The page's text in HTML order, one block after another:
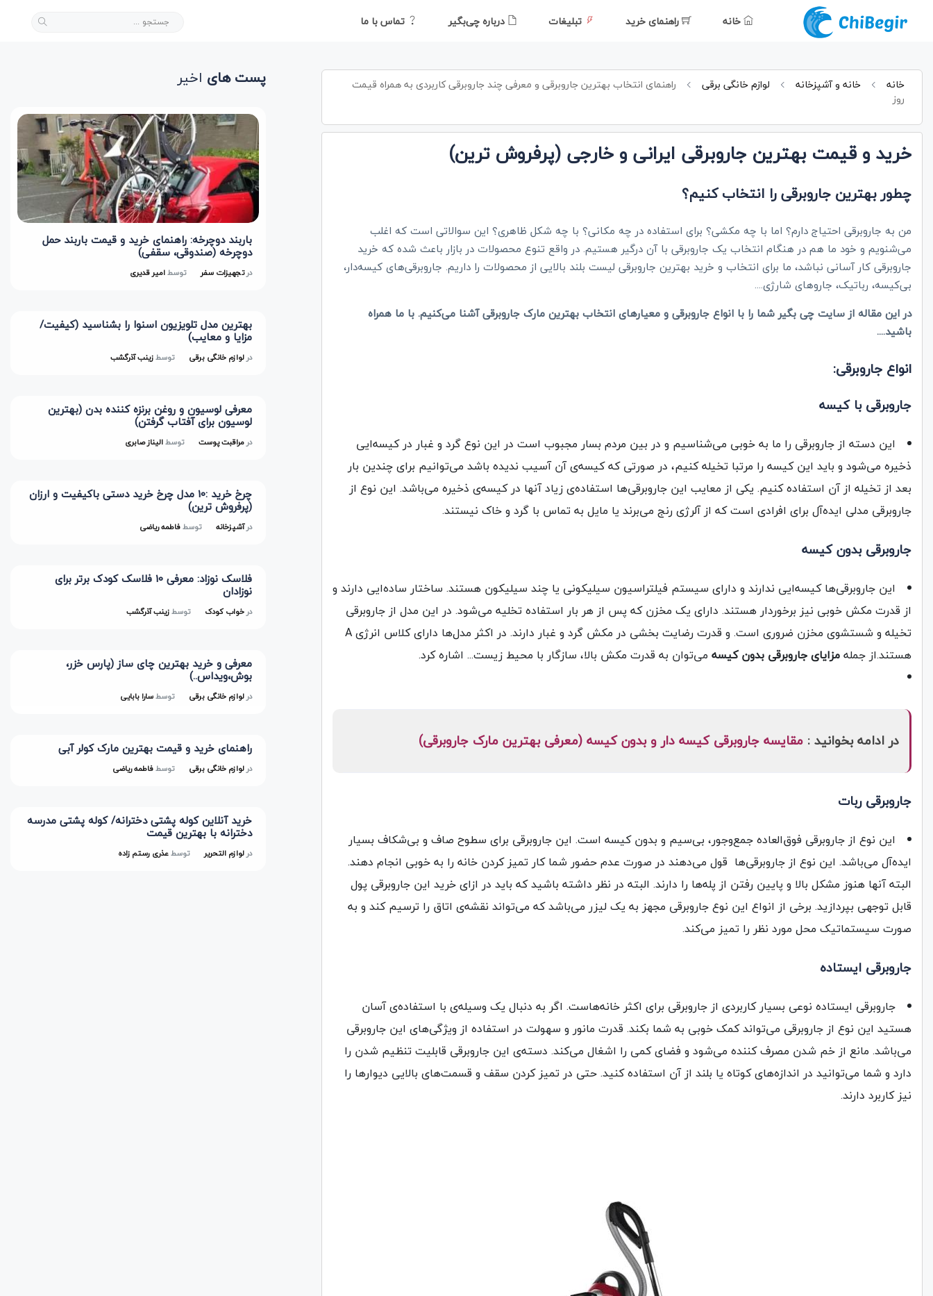
خانه راهنمای خرید تبلیغات درباره چی‌بگیر تماس با ما
خانه خانه و آشپزخانه لوازم خانگی برقی
راهنمای انتخاب بهترین جاروبرقی و معرفی چند جاروبرقی کاربردی به همراه قیمت
روز
خرید و قیمت بهترین جاروبرقی ایرانی و خارجی (پرفروش ترین)
چطور بهترین جاروبرقی را انتخاب کنیم؟
من به جاروبرقی احتیاج دارم؟ اما با چه مکشی؟ برای استفاده در چه مکانی؟ با چه شکل ظاهری؟ این سوالاتی است که اغلب
می‌شنویم و خود ما هم در هنگام انتخاب یک جاروبرقی با آن درگیر هستیم. در واقع تنوع محصولات در بازار باعث شده که خرید
جاروبرقی کار آسانی نباشد، ما برای انتخاب و خرید بهترین جاروبرقی لیست بلند بالایی از محصولات را داریم. جاروبرقی‌های کیسه‌دار،
بی‌کیسه، رباتیک، جاروهای شارژی....
در این مقاله از سایت چی بگیر شما را با انواع جاروبرقی و معیارهای انتخاب بهترین مارک جاروبرقی آشنا می‌کنیم. با ما همراه
باشید....
انواع جاروبرقی:
جاروبرقی‌ با کیسه
این دسته از جاروبرقی را ما به خوبی می‌شناسیم و در بین مردم بسار مجبوب است در این نوع گرد و غبار در کیسه‌ایی
ذخیره می‌شود و باید این کیسه را مرتبا تخیله کنیم، در صورتی که کیسه‌ی آن آسیب ندیده باشد می‌توانیم برای چندین بار
بعد از تخیله از آن استفاده کنیم. یکی از معایب این جاروبرقی‌ها استفاده‌ی زیاد آنها در کیسه‌ی ذخیره می‌باشد. این نوع از
جاروبرقی مدلی ایده‌آل برای افرادی است که از آلرژی رنج می‌برند یا مایل به تماس با گرد و خاک نیستند.
جاروبرقی‌بدون کیسه
این جاروبرقی‌ها کیسه‌ایی ندارند و دارای سیستم فیلتراسیون سیلیکونی یا چند سیلیکون هستند. ساختار ساده‌ایی دارند و
از قدرت مکش خوبی نیز برخوردار هستند. دارای یک مخزن که پس از هر بار استفاده تخلیه می‌شود. در این مدل از جاروبرقی
تخیله و شستشوی مخزن ضروری است. و قدرت رضایت بخشی در مکش گرد و غبار دارند. در اکثر مدل‌ها دارای کلاس انرژی A
هستند.از جملهمزایای جاروبرقی بدون کیسه می‌توان به قدرت مکش بالا، سازگار با محیط زیست... اشاره کرد.
در ادامه بخوانید : مقایسه جاروبرقی کیسه دار و بدون کیسه (معرفی بهترین مارک جاروبرقی)
جاروبرقی ربات
این نوع از جاروبرقی فوق‌العاده جمع‌و‌جور، بی‌سیم و بدون کیسه است. این جاروبرقی برای سطوح صاف و بی‌شکاف بسیار
ایده‌آل می‌باشد. این نوع از جاروبرقی‌ها قول می‌دهند در صورت عدم حضور شما کار تمیز کردن خانه را به خوبی انجام دهند.
البته آنها هنوز مشکل بالا و پایین رفتن از پله‌ها را دارند. البته در نظر داشته باشید که باید در ازای خرید این جاروبرقی پول
قابل توجهی بپردازید. برخی از انواع این نوع جاروبرقی مجهز به یک لیزر می‌باشد که می‌تواند نقشه‌ی اتاق را ترسیم کند و به
صورت سیستماتیک محل مورد نظر را تمیز می‌کند.
جاروبرقی‌ ایستاده
جاروبرقی ایستاده نوعی بسیار کاربردی از جاروبرقی برای اکثر خانه‌هاست. اگر به دنبال یک وسیله‌ی با استفاده‌ی آسان
هستید این نوع از جاروبرقی می‌تواند کمک خوبی به شما بکند. قدرت مانور و سهولت در استفاده از ویژگی‌های این جاروبرقی
می‌باشد. مانع از خم شدن مصرف کننده می‌شود و فضای کمی را اشغال می‌کند. دسته‌ی این جاروبرقی قابلیت تنظیم شدن را
دارد و شما می‌توانید در اندازه‌های کوتاه یا بلند از آن استفاده کنید. حتی در تمیز کردن سقف و قسمت‌های بالایی دیوارها را
نیز کاربرد دارند.
پست های اخیر
باربند دوچرخه: راهنمای خرید و قیمت باربند حمل
دوچرخه (صندوقی، سقفی)
درتجهیزات سفر توسطامیر قدیری
بهترین مدل تلویزیون اسنوا را بشناسید (کیفیت/
مزایا و معایب)
درلوازم خانگی برقی توسطزینب آذرگشب
معرفی لوسیون و روغن برنزه کننده بدن (بهترین
لوسیون برای آفتاب گرفتن)
درمراقبت پوست توسطالیناز صابری
چرخ خرید :10 مدل چرخ خرید دستی باکیفیت و ارزان
(پرفروش ترین)
درآشپزخانه توسطفاطمه ریاضی
فلاسک نوزاد: معرفی 10 فلاسک کودک برتر برای
نوزادان
درخواب کودک توسطزینب آذرگشب
معرفی و خرید بهترین چای ساز (پارس خزر،
بوش،ویداس..)
درلوازم خانگی برقی توسطسارا بابایی
راهنمای خرید و قیمت بهترین مارک کولر آبی
درلوازم خانگی برقی توسطفاطمه ریاضی
خرید آنلاین کوله پشتی دخترانه/ کوله پشتی مدرسه
دخترانه با بهترین قیمت
درلوازم التحریر توسطعذری رستم زاده